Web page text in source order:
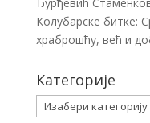
Колубарске битке:
храброшћу, већ и
Категорије
Категорије